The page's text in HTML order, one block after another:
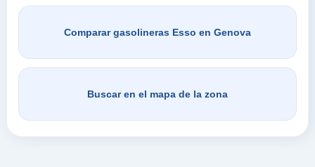
Comparar gasolineras Esso en Genova
Buscar en el mapa de la zona